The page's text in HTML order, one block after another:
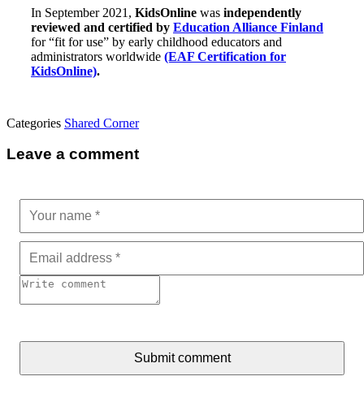
In September 2021, KidsOnline was independently
reviewed and certified by Education Alliance Finland
for “fit for use” by early childhood educators and
administrators worldwide (EAF Certification for
KidsOnline).
Categories Shared Corner
Leave a comment
Submit comment